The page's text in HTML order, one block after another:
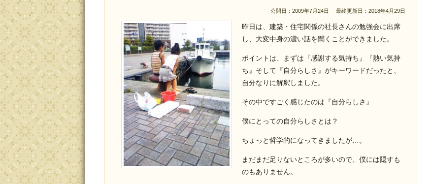
公開日：2009年7月24日 最終更新日：2018年4月29日
昨日は、建築・住宅関係の社長さんの勉強会に出席
し、大変中身の濃い話を聞くことができました。
ポイントは、まずは『感謝する気持ち』『熱い気持
ち』そして『自分らしさ』がキーワードだったと、
自分なりに解釈しました。
その中ですごく感じたのは『自分らしさ』
僕にとっての自分らしさとは？
ちょっと哲学的になってきましたが…。
まだまだ足りないところが多いので、僕には隠すも
のもありません。